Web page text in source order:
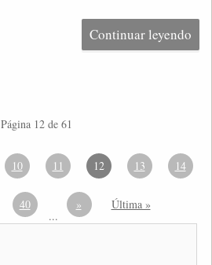
Continuar leyendo
Página 12 de 61
10 11 12 13 14
40
...
» Última »